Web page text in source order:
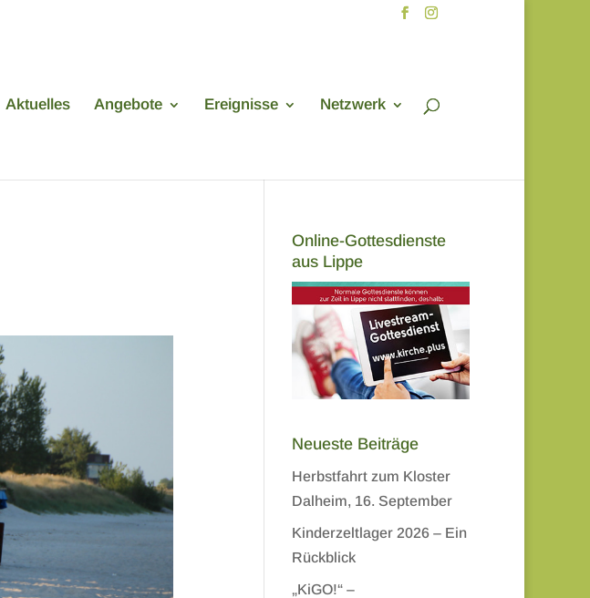
Aktuelles Angebote Ereignisse Netzwerk
Online-Gottesdienste
aus Lippe
Neueste Beiträge
Herbstfahrt zum Kloster
Dalheim, 16. September
Kinderzeltlager 2026 – Ein
Rückblick
„KiGO!“ –